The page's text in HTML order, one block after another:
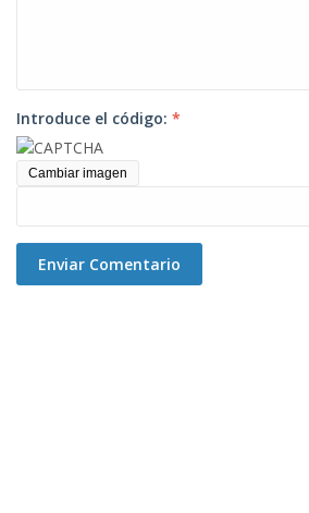
Introduce el código: *
Cambiar imagen
Enviar Comentario